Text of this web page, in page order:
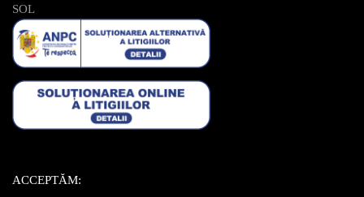
SOL
ACCEPTĂM: